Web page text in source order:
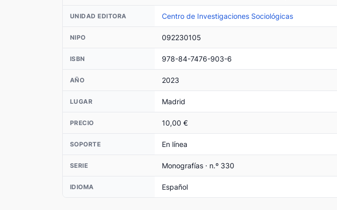
UNIDAD EDITORA Centro de Investigaciones Sociológicas
NIPO 092230105
ISBN 978-84-7476-903-6
AÑO 2023
LUGAR Madrid
PRECIO 10,00 €
SOPORTE En línea
SERIE Monografías · n.º 330
IDIOMA Español